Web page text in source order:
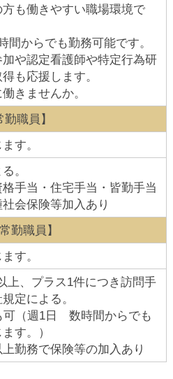
方も働きやすい職場環境で
間からでも勤務可能です。
や認定看護師や特定行為研
も応援します。
きませんか。
勤職員】
す。
。
手当・住宅手当・皆勤手当
会保険等加入あり
勤職員】
す。
上、プラス1件につき訪問手
定による。
可（週1日 数時間からでも
す。）
勤務で保険等の加入あり